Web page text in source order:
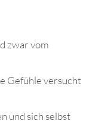
zwar vom
Gefühle versucht
und sich selbst